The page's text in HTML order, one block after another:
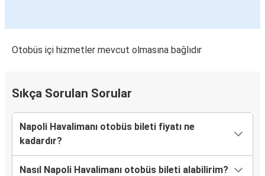
Otobüs içi hizmetler mevcut olmasına bağlıdır
Sıkça Sorulan Sorular
Napoli Havalimanı otobüs bileti fiyatı ne
kadardır?
Nasıl Napoli Havalimanı otobüs bileti alabilirim?